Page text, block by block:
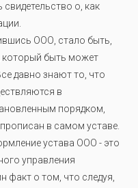
о, как
ООО, стало быть,
который быть может
давно знают то, что
в
порядком,
в самом уставе.
устава ООО - это
управления
факт о том, что следуя,